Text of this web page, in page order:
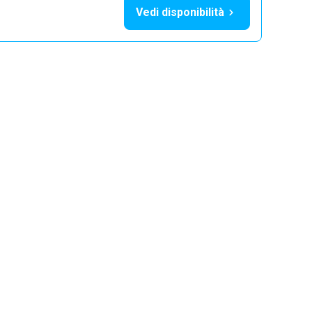
Vedi disponibilità